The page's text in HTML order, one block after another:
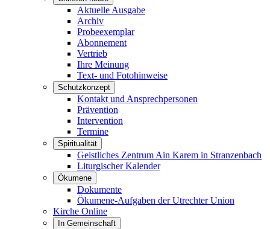
Aktuelle Ausgabe
Archiv
Probeexemplar
Abonnement
Vertrieb
Ihre Meinung
Text- und Fotohinweise
Schutzkonzept
Kontakt und Ansprechpersonen
Prävention
Intervention
Termine
Spiritualität
Geistliches Zentrum Ain Karem in Stranzenbach
Liturgischer Kalender
Ökumene
Dokumente
Ökumene-Aufgaben der Utrechter Union
Kirche Online
In Gemeinschaft